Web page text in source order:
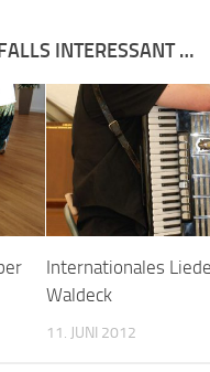
INTERESSANT …
Internationales
Waldeck
11. JUNI 2012